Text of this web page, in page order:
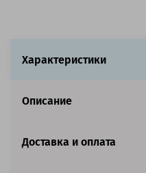
Оригинальность:
Цвет:Черный
заполнении страницы
Страна:
Характеристики
Описание
Доставка и оплата